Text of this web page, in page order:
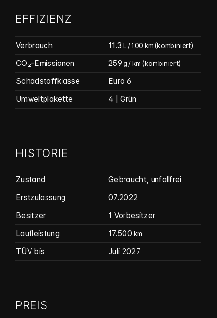
HISTORIE
Zustand Gebraucht unfallfrei
Erstzulassung
07.2022
Besitzer
1 Vorbesitzer
Laufleistung
17.500 km
TÜV bis Juli 2027
PREIS
EFFIZIENZ
Verbrauch 11.3 L / 100 km (kombiniert)
CO₂-Emissionen 259 g / km (kombiniert)
Schadstoffklasse
Euro 6
Umweltplakette
4 | Grün